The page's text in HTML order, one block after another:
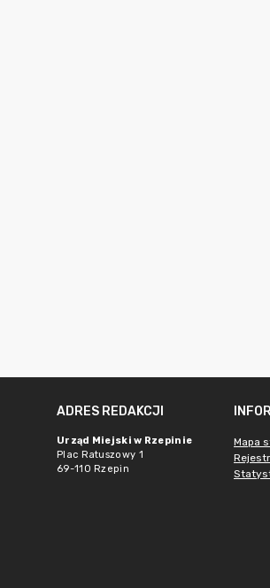
ADRES REDAKCJI
Urząd Miejski w Rzepinie
Plac Ratuszowy 1
69-110 Rzepin
Mapa